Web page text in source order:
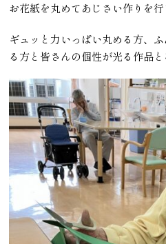
お花紙を丸めてあじさい作りを行
ギュッと力いっぱい丸める方、
る方と皆さんの個性が光る作品